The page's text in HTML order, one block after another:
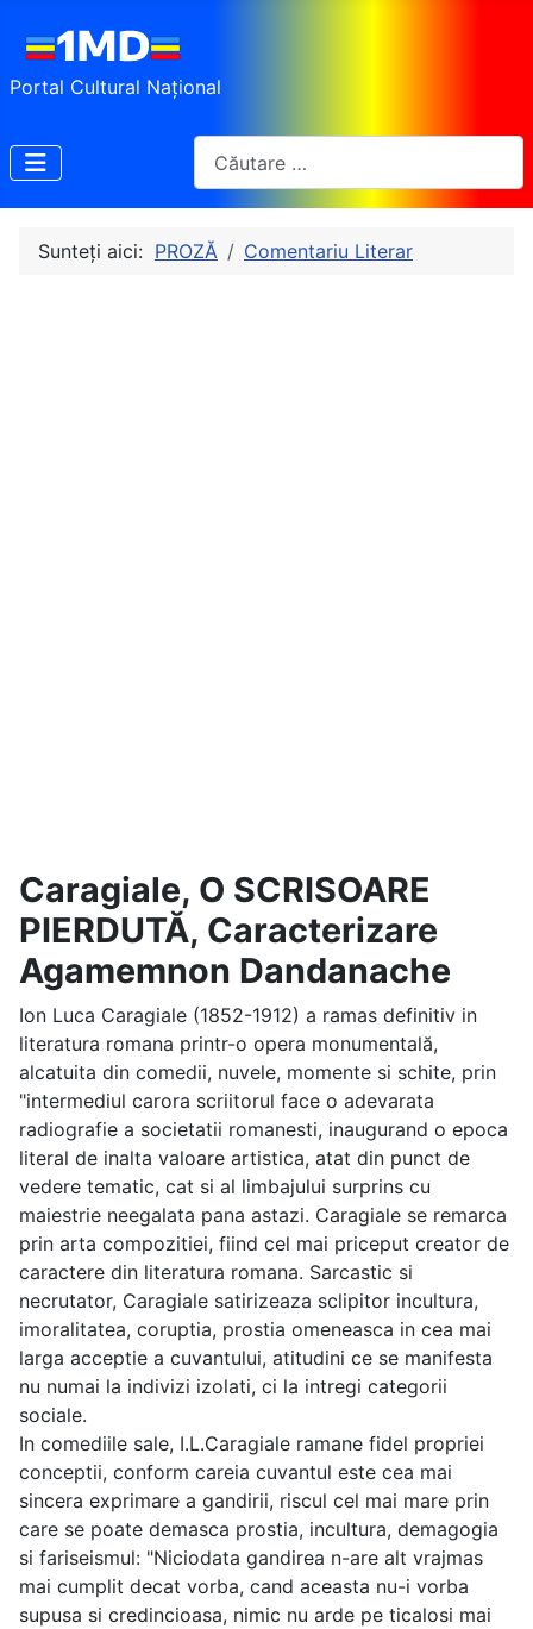
Portal Cultural Național
Sunteți aici: PROZĂ Comentariu Literar
Caragiale, O SCRISOARE
PIERDUTĂ, Caracterizare
Agamemnon Dandanache
Ion Luca Caragiale (1852-1912) a ramas definitiv in
literatura romana printr-o opera monumentală,
alcatuita din comedii, nuvele, momente si schite, prin
"intermediul carora scriitorul face o adevarata
radiografie a societatii romanesti, inaugurand o epoca
literal de inalta valoare artistica, atat din punct de
vedere tematic, cat si al limbajului surprins cu
maiestrie neegalata pana astazi. Caragiale se remarca
prin arta compozitiei, fiind cel mai priceput creator de
caractere din literatura romana. Sarcastic si
necrutator, Caragiale satirizeaza sclipitor incultura,
imoralitatea, coruptia, prostia omeneasca in cea mai
larga acceptie a cuvantului, atitudini ce se manifesta
nu numai la indivizi izolati, ci la intregi categorii
sociale.
In comediile sale, I.L.Caragiale ramane fidel propriei
conceptii, conform careia cuvantul este cea mai
sincera exprimare a gandirii, riscul cel mai mare prin
care se poate demasca prostia, incultura, demagogia
si fariseismul: "Niciodata gandirea n-are alt vrajmas
mai cumplit decat vorba, cand aceasta nu-i vorba
supusa si credincioasa, nimic nu arde pe ticalosi mai